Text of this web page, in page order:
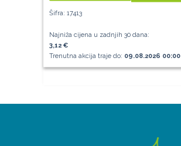
Šifra: 17413
Najniža cijena u zadnjih 30 dana:
3,12 €
Trenutna akcija traje do: 09.08.2026 00:00